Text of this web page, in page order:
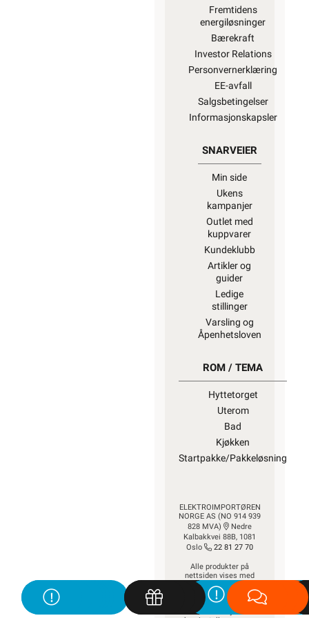
Fremtidens
energiløsninger
Bærekraft
Investor Relations
Personvernerklæring
EE-avfall
Salgsbetingelser
Informasjonskapsler
SNARVEIER
Min side
Ukens
kampanjer
Outlet med
kuppvarer
Kundeklubb
Artikler og
guider
Ledige
stillinger
Varsling og
Åpenhetsloven
ROM / TEMA
Hyttetorget
Uterom
Bad
Kjøkken
Startpakke/Pakkeløsning
ELEKTROIMPORTØREN
NORGE AS (NO 914 939
828 MVA)
Nedre
Kalbakkvei 88B, 1081
Oslo
22 81 27 70
Alle produkter på
nettsiden vises med
gjeldende priser og
betingelser, og enkelte
produkter beregnet for
fast installasjon kan